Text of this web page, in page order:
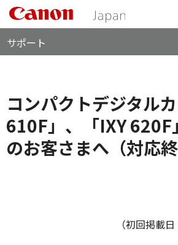
サポート
コンパクトデジタル
610F」、「IXY 620F
のお客さまへ（対応終
（初回掲載